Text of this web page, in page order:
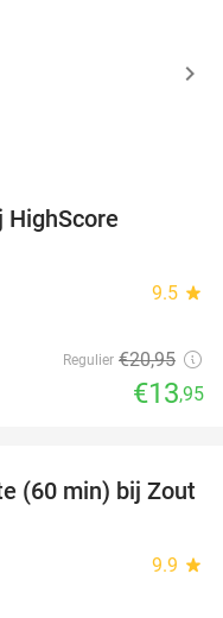
HighScore
9.5 star
Regulier €20,95
€13,95
49%
(60 min) bij Zout
9.9 star